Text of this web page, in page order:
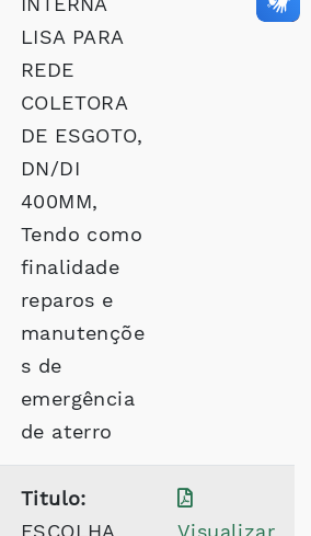
LISA PARA
REDE
COLETORA
DE ESGOTO,
DN/DI
400MM,
Tendo como
finalidade
reparos e
manutençõe
s de
emergência
de aterro
Titulo:
ESCOLHA
Visualizar